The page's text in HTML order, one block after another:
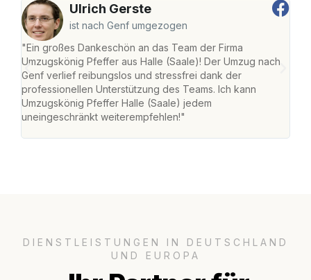
Ulrich Gerste
ist nach Genf umgezogen
"Ein großes Dankeschön an das Team der Firma
Umzugskönig Pfeffer aus Halle (Saale)! Der Umzug nach
Genf verlief reibungslos und stressfrei dank der
professionellen Unterstützung des Teams. Ich kann
Umzugskönig Pfeffer Halle (Saale) jedem
uneingeschränkt weiterempfehlen!"
DIENSTLEISTUNGEN IN DEUTSCHLAND
UND EUROPA